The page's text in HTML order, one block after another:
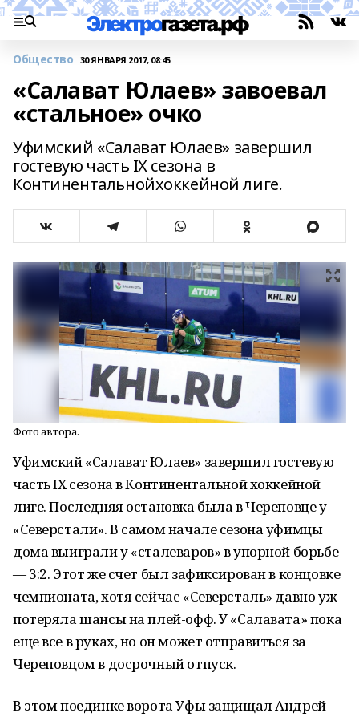
Общество 30 ЯНВАРЯ 2017, 08:45
«Салават Юлаев» завоевал
«стальное» очко
Уфимский «Салават Юлаев» завершил
гостевую часть IX сезона в
Континентальнойхоккейной лиге.
Фото автора.
Уфимский «Салават Юлаев» завершил гостевую
часть IX сезона в Континентальной хоккейной
лиге. Последняя остановка была в Череповце у
«Северстали». В самом начале сезона уфимцы
дома выиграли у «сталеваров» в упорной борьбе
— 3:2. Этот же счет был зафиксирован в концовке
чемпионата, хотя сейчас «Северсталь» давно уж
потеряла шансы на плей-офф. У «Салавата» пока
еще все в руках, но он может отправиться за
Череповцом в досрочный отпуск.
В этом поединке ворота Уфы защищал Андрей